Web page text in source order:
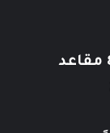
تحالفات العرب تغيّر المشهد.. 8 مقاعد